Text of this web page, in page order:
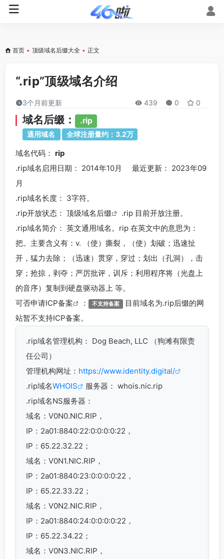
首页 • 顶级域名后缀大全 • 正文
“.rip”顶级域名介绍
3个月前更新 439 0 0
域名后缀： .rip
通用域名 全球注册量约：3.2万
域名代码： rip
.rip域名 启用日期： 2014年10月 最近更新： 2023年09
月
.rip域名长度： 3字符。
.rip开放状态： 顶级域名后缀
.rip 目前开放注册。
.rip域名简介： 英文通用域名。rip 在英文中的意思为：
把。主要含义有：v. （使）撕裂，（使）划破；迅速扯
开，猛力去除；（迅速）贯穿，穿过；划出（孔洞），击
穿；抢掠，剥夺；严厉批评，训斥；利用程序将（光盘上
的音序）复制到硬盘驱动器上 等。
可否申请ICP备案 ： 不支持备案 目前域名为.rip后缀的网
站暂不支持ICP备案。
.rip域名管理机构： Dog Beach, LLC （狗滩有限责
任公司）
管理机构网址： https://www.identity.digital/
.rip域名WHOIS
服务器： whois.nic.rip
.rip域名NS服务器：
域名：V0N0.NIC.RIP，
IP：2a01:8840:22:0:0:0:0:22，
IP：65.22.32.22；
域名：V0N1.NIC.RIP，
IP：2a01:8840:23:0:0:0:0:22，
IP：65.22.33.22；
域名：V0N2.NIC.RIP，
IP：2a01:8840:24:0:0:0:0:22，
IP：65.22.34.22；
域名：V0N3.NIC.RIP，